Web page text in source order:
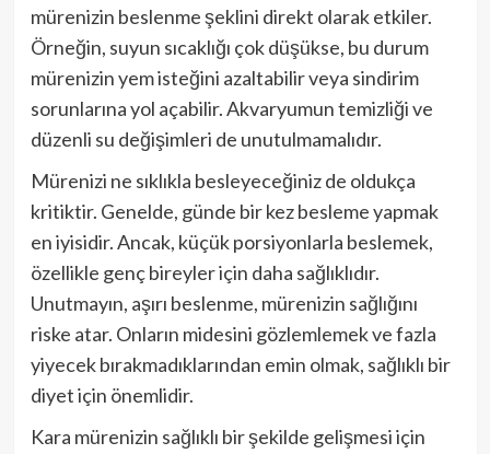
mürenizin beslenme şeklini direkt olarak etkiler.
Örneğin, suyun sıcaklığı çok düşükse, bu durum
mürenizin yem isteğini azaltabilir veya sindirim
sorunlarına yol açabilir. Akvaryumun temizliği ve
düzenli su değişimleri de unutulmamalıdır.
Mürenizi ne sıklıkla besleyeceğiniz de oldukça
kritiktir. Genelde, günde bir kez besleme yapmak
en iyisidir. Ancak, küçük porsiyonlarla beslemek,
özellikle genç bireyler için daha sağlıklıdır.
Unutmayın, aşırı beslenme, mürenizin sağlığını
riske atar. Onların midesini gözlemlemek ve fazla
yiyecek bırakmadıklarından emin olmak, sağlıklı bir
diyet için önemlidir.
Kara mürenizin sağlıklı bir şekilde gelişmesi için